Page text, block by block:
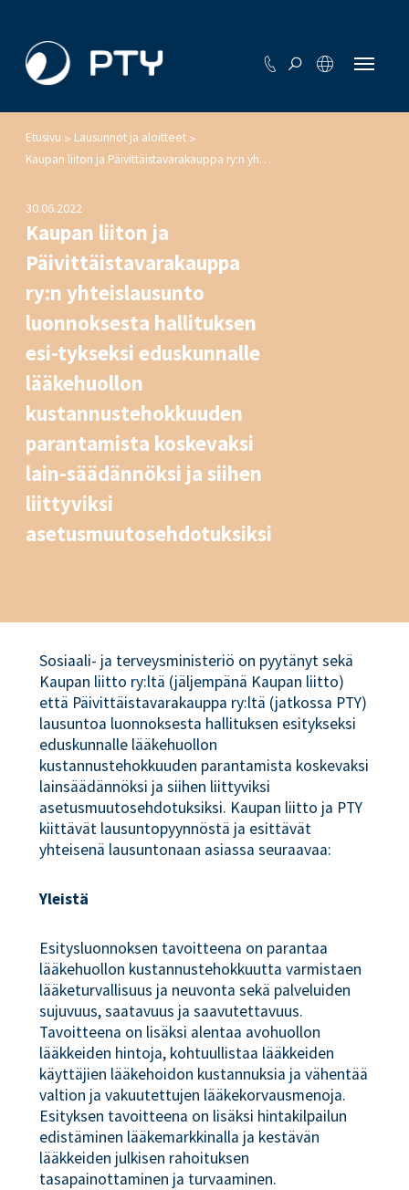
Etusivu > Lausunnot ja aloitteet >
Kaupan liiton ja Päivittäistavarakauppa ry:n yhteislausunto luonnoksesta hallituksen esi-tykseksi eduskunnalle lääkehuollon kustannustehokkuuden parantamista koskevaksi lain-säädännöksi ja siihen liittyviksi asetusmuutosehdotuksiksi
30.06.2022
Kaupan liiton ja
Päivittäistavarakauppa
ry:n yhteislausunto
luonnoksesta hallituksen
esi-tykseksi eduskunnalle
lääkehuollon
kustannustehokkuuden
parantamista koskevaksi
lain-säädännöksi ja siihen
liittyviksi
asetusmuutosehdotuksiksi
Sosiaali- ja terveysministeriö on pyytänyt sekä
Kaupan liitto ry:ltä (jäljempänä Kaupan liitto)
että Päivittäistavarakauppa ry:ltä (jatkossa PTY)
lausuntoa luonnoksesta hallituksen esitykseksi
eduskunnalle lääkehuollon
kustannustehokkuuden parantamista koskevaksi
lainsäädännöksi ja siihen liittyviksi
asetusmuutosehdotuksiksi. Kaupan liitto ja PTY
kiittävät lausuntopyynnöstä ja esittävät
yhteisenä lausuntonaan asiassa seuraavaa:
Yleistä
Esitysluonnoksen tavoitteena on parantaa
lääkehuollon kustannustehokkuutta varmistaen
lääketurvallisuus ja neuvonta sekä palveluiden
sujuvuus, saatavuus ja saavutettavuus.
Tavoitteena on lisäksi alentaa avohuollon
lääkkeiden hintoja, kohtuullistaa lääkkeiden
käyttäjien lääkehoidon kustannuksia ja vähentää
valtion ja vakuutettujen lääkekorvausmenoja.
Esityksen tavoitteena on lisäksi hintakilpailun
edistäminen lääkemarkkinalla ja kestävän
lääkkeiden julkisen rahoituksen
tasapainottaminen ja turvaaminen.